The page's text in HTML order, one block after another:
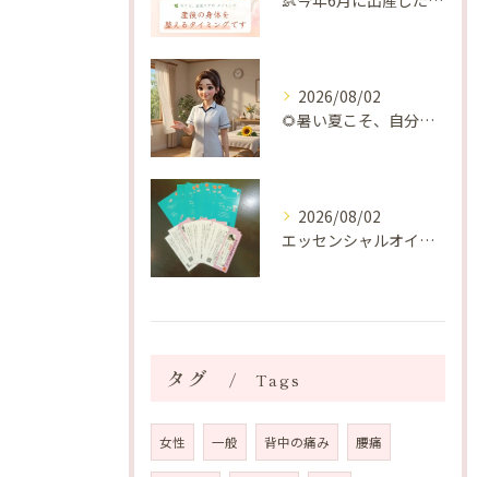
2026/08/02
🌻暑い夏こそ、自分の身体を整える時間を♡
2026/08/02
エッセンシャルオイルプレゼントご当選番号発表 2026年8月
タグ Tags
女性 一般 背中の痛み 腰痛